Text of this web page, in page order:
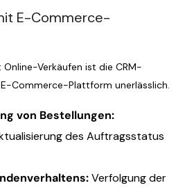
E-Commerce-
Verkäufen ist die CRM-
Commerce-Plattform unerlässlich.
von Bestellungen:
des Auftragsstatus
Verfolgung der